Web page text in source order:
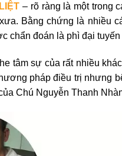
– rõ ràng là một trong
Bằng chứng là nhiều
chẩn đoán là phì đại tuyến
tâm sự của rất nhiều
pháp điều trị nhưng
Chú Nguyễn Thanh